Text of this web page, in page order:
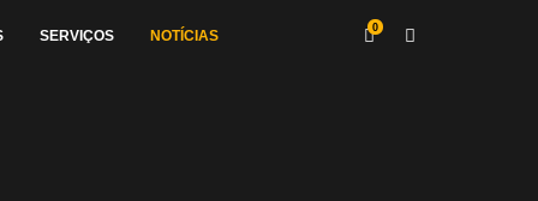
SERVIÇOS NOTÍCIAS 0